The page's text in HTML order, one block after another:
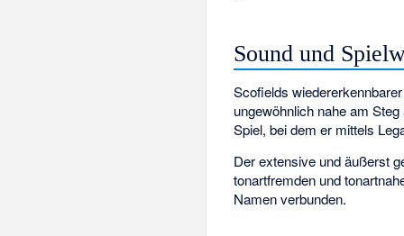
Sound und
Scofields
ungewöhnlich nahe am
Spiel, bei dem er mittels
Der extensive und äußerst
tonartfremden und
Namen verbunden.